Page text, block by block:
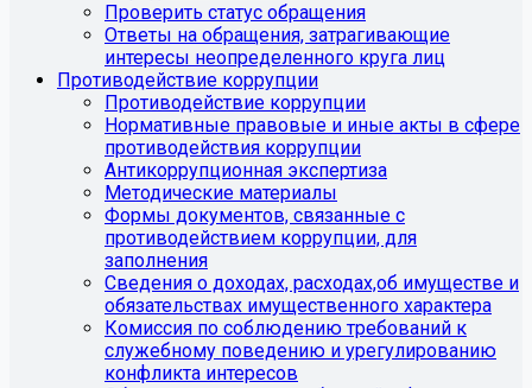
Проверить статус обращения
Ответы на обращения, затрагивающие
интересы неопределенного круга лиц
Противодействие коррупции
Противодействие коррупции
Нормативные правовые и иные акты в сфере
противодействия коррупции
Антикоррупционная экспертиза
Методические материалы
Формы документов, связанные с
противодействием коррупции, для
заполнения
Сведения о доходах, расходах,об имуществе и
обязательствах имущественного характера
Комиссия по соблюдению требований к
служебному поведению и урегулированию
конфликта интересов